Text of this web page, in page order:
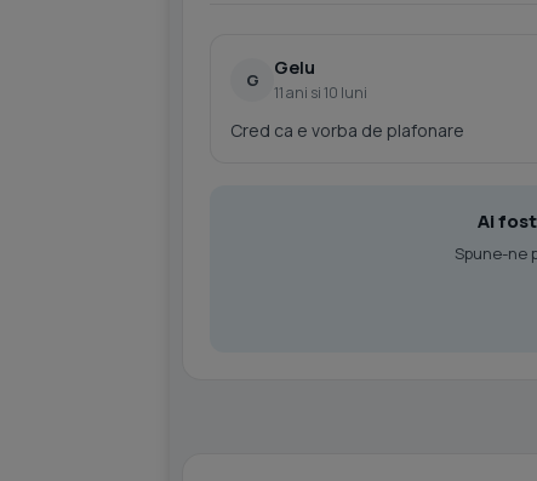
G
Gelu
11 ani si 10 luni
Cred ca e vorba de plafonare
Ai
Spune-ne